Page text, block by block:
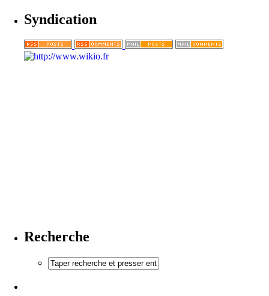
Syndication
Recherche